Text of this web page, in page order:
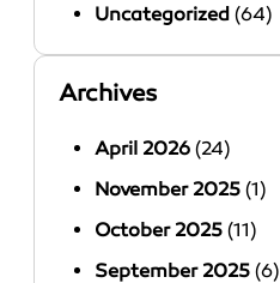
Uncategorized (64)
Archives
April 2026 (24)
November 2025 (1)
October 2025 (11)
September 2025 (6)